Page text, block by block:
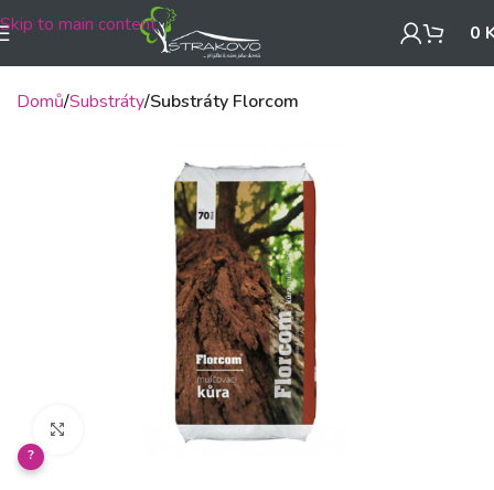
Skip to main content 0
Domů Substráty Substráty Florcom
Klikněte pro zvětšení
?